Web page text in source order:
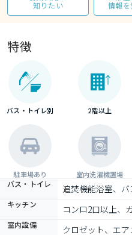
知りたい
情報
特徴
バス・トイレ別 2階以上
駐車場あり 室内洗濯機置場
バス・トイレ 追焚機能浴室、
キッチン コンロ2口以上、
室内設備
クロゼット、エア